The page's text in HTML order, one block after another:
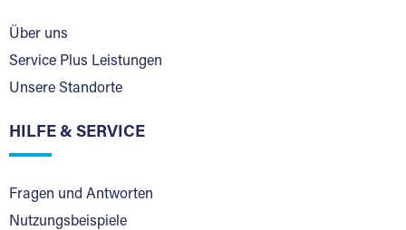
Über uns
Service Plus Leistungen
Unsere Standorte
HILFE & SERVICE
Fragen und Antworten
Nutzungsbeispiele